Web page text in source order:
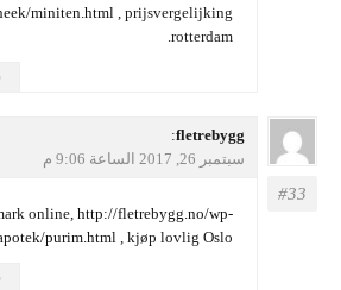
apotheek/miniten.html, prijsvergelijking
rotterdam.
قم
يقول
fletrebygg
:
سبتمبر 26, 2017 الساعة 9:06 م
Danmark online,http://fletrebygg.no/wp-
apotek/purim.html, kjøp lovlig Oslo.
قم